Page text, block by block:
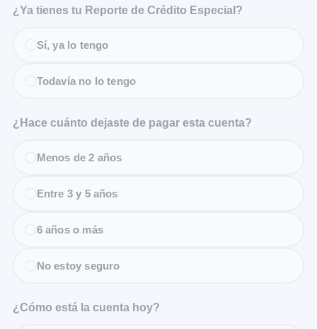
¿Ya tienes tu Reporte de Crédito Especial?
Sí, ya lo tengo
Todavía no lo tengo
¿Hace cuánto dejaste de pagar esta cuenta?
Menos de 2 años
Entre 3 y 5 años
6 años o más
No estoy seguro
¿Cómo está la cuenta hoy?